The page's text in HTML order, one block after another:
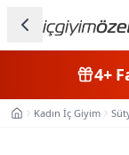
Kategorileri 4+
Ana SayfaKadın İç Giyim